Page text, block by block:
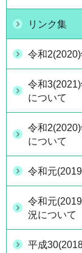
リンク集
令和
令和
について
令和
について
令和元
令和元
況について
平成